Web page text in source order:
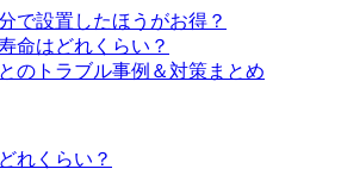
で設置したほうがお得？
命はどれくらい？
のトラブル事例＆対策まとめ
れくらい？